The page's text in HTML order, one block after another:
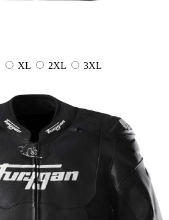
XL 2XL
3XL